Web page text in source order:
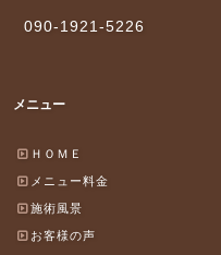
090-1921-5226
メニュー
ＨＯＭＥ
メニュー料金
施術風景
お客様の声